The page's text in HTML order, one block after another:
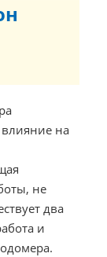
на
не
два
и